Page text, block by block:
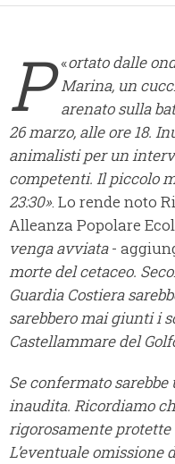
«
P
ortato dalle
Marina, un
arenato sulla
26 marzo, alle ore 18.
animalisti per un
competenti. Il piccolo
23:30». Lo rende noto
Alleanza Popolare
venga avviata-
morte del cetaceo.
Guardia Costiera
sarebbero mai giunti i
Castellammare del
Se confermato
inaudita. Ricordiamo
rigorosamente
L’eventuale